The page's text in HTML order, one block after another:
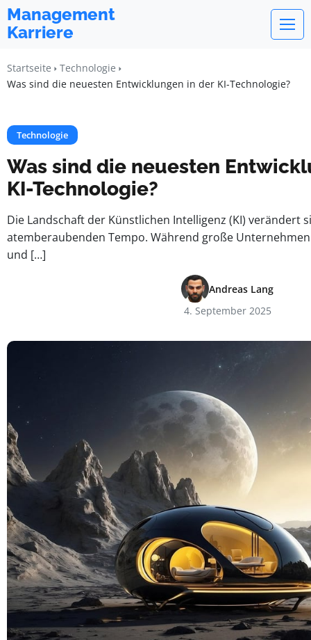
Management
Karriere
Startseite
Technologie
Was sind die neuesten Entwicklungen in der KI-Technologie?
Technologie
Was sind die neuesten
KI-Technologie?
Die Landschaft der Künstlichen Intelligenz (KI) verändert
atemberaubenden Tempo. Während große Unternehmen
und […]
Andreas Lang
4. September 2025